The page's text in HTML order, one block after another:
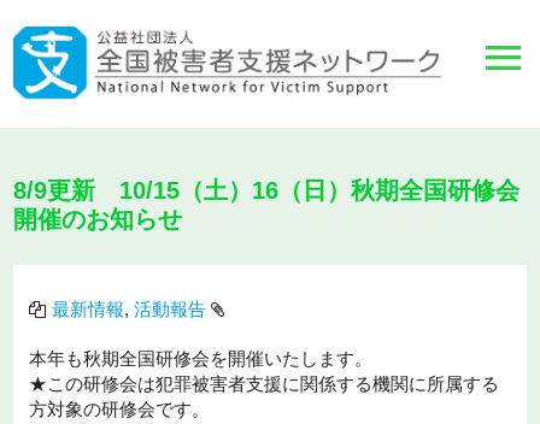
8/9更新 10/15（土）16（日）秋期全国研修会
開催のお知らせ
最新情報,活動報告
本年も秋期全国研修会を開催いたします。
★この研修会は犯罪被害者支援に関係する機関に所属する
方対象の研修会です。